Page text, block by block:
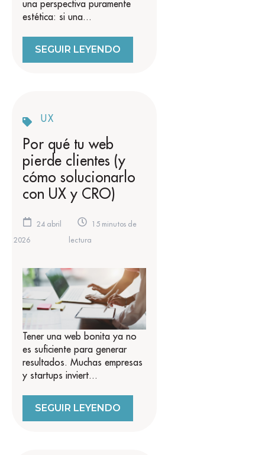
una perspectiva puramente
estética: si una...
SEGUIR LEYENDO
UX
Por qué tu web
pierde clientes (y
cómo solucionarlo
con UX y CRO)
24 abril
2026
15 minutos de
lectura
Tener una web bonita ya no
es suficiente para generar
resultados. Muchas empresas
y startups inviert...
SEGUIR LEYENDO